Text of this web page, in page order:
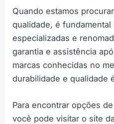
Quando estamos
qualidade, é
especializadas e
garantia e assistência
marcas conhecidas no
durabilidade e qualidade
Para encontrar opções
você pode visitar o site